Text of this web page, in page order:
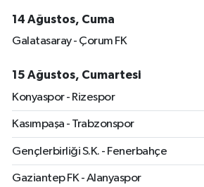
14 Ağustos, Cuma
Galatasaray - Çorum FK
15 Ağustos, Cumartesi
Konyaspor - Rizespor
Kasımpaşa - Trabzonspor
Gençlerbirliği S.K. - Fenerbahçe
Gaziantep FK - Alanyaspor